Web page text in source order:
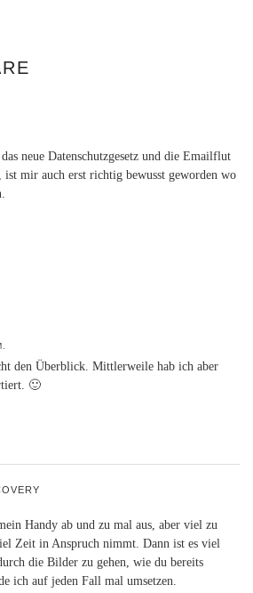
neue Datenschutzgesetz und die Emailflut
ist mir auch erst richtig bewusst geworden wo
den Überblick. Mittlerweile hab ich aber
🙂
Handy ab und zu mal aus, aber viel zu
Zeit in Anspruch nimmt. Dann ist es viel
die Bilder zu gehen, wie du bereits
ich auf jeden Fall mal umsetzen.